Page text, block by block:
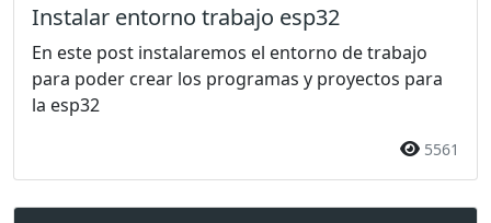
Instalar entorno trabajo esp32
En este post instalaremos el entorno de trabajo
para poder crear los programas y proyectos para
la esp32
5561